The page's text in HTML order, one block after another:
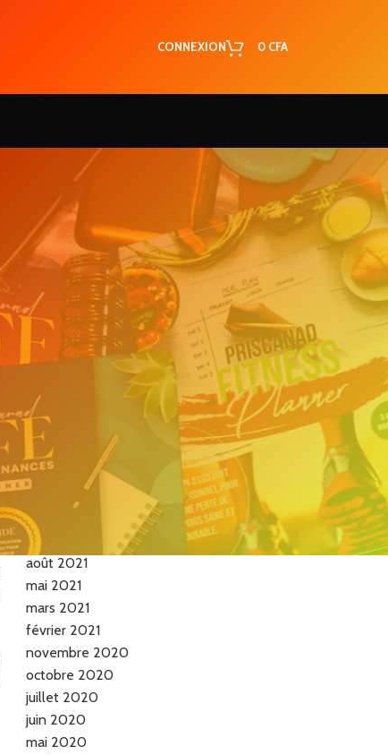
CONNEXION 0 CFA
RECENT COMMENTS
Josianedans5 secrets simples
pour garder son homme !
Koukde dans
Voici 3 secrets qui
ont changé ma vie de couple et
qui changeront la tienne !
Les caractéristiques
de la femme vraie…
Archives
mai 2026
septembre 2021
août 2021
mai 2021
mars 2021
février 2021
novembre 2020
octobre 2020
juillet 2020
juin 2020
mai 2020